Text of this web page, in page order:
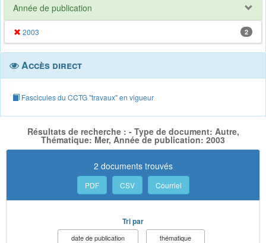
Année de publication
2003 2
Accès direct
Fascicules du CCTG "travaux" en vigueur
Résultats de recherche : - Type de document: Autre,
Thématique: Mer, Année de publication: 2003
2 documents trouvés
PDF CSV Courriel
Tri par
date de publication
thématique